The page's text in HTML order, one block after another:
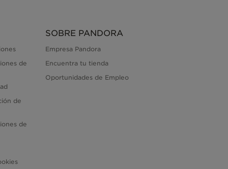
de
de
de
SOBRE PANDORA
Empresa Pandora
Encuentra tu tienda
Oportunidades de Empleo